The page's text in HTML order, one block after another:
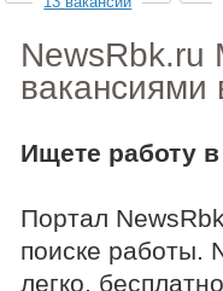
NewsRbk.ru
вакансиями
Ищете работу
Портал
поиске работы.
легко,